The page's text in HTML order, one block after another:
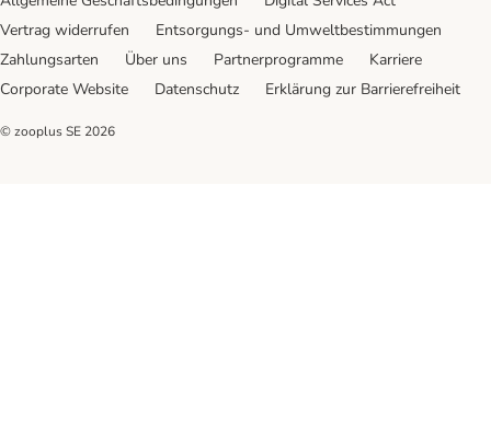
Vertrag widerrufen
Entsorgungs- und Umweltbestimmungen
Zahlungsarten
Über uns Partnerprogramme
Karriere
Corporate Website
Datenschutz Erklärung zur Barrierefreiheit
© zooplus SE 2026